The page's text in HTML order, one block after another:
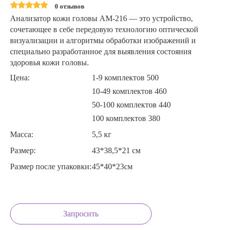
0 отзывов
Анализатор кожи головы AM-216 — это устройство,
сочетающее в себе передовую технологию оптической
визуализации и алгоритмы обработки изображений и
специально разработанное для выявления состояния
здоровья кожи головы.
Цена:
1-9 комплектов 500
10-49 комплектов 460
50-100 комплектов 440
100 комплектов 380
Масса:
5,5 кг
Размер:
43*38,5*21 см
Размер после упаковки:45*40*23см
Запросить